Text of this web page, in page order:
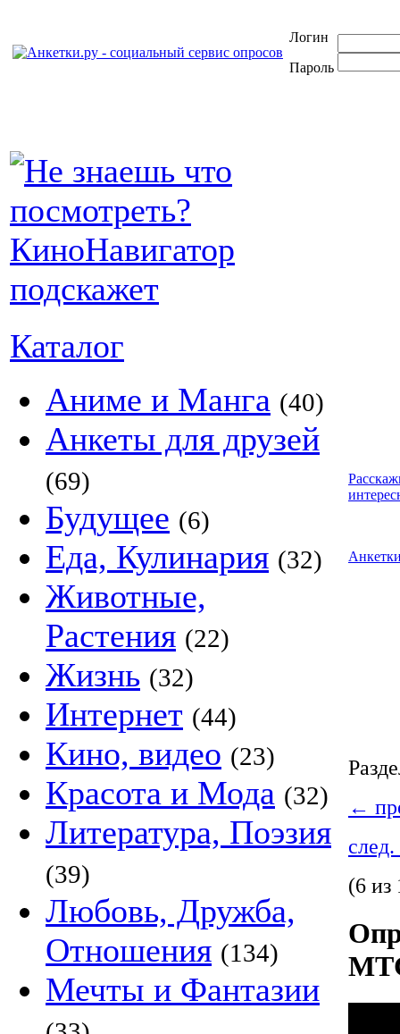
Логин
Пароль
Каталог
Аниме и Манга (40)
Анкеты для друзей
(69)
Будущее (6)
Еда, Кулинария (32)
Животные,
Растения (22)
Жизнь (32)
Интернет (44)
Кино, видео (23)
Красота и Мода (32)
Литература, Поэзия
(39)
Любовь, Дружба,
Отношения (134)
Мечты и Фантазии
←
(6 из